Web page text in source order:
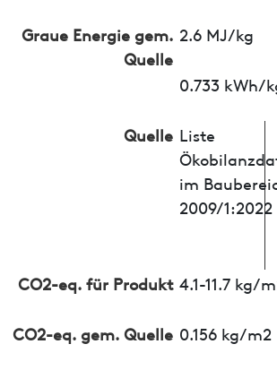
Graue Energie gem.
Quelle
2.6 MJ/kg
0.733 kWh/
Quelle Liste
im
2009/1:2022
CO2-eq. für Produkt 4.1-11.7 kg/
CO2-eq. gem. Quelle 0.156 kg/m2